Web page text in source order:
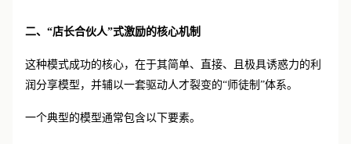
这种模式成功的核心，在于其简单、直接、且极具诱惑力的利